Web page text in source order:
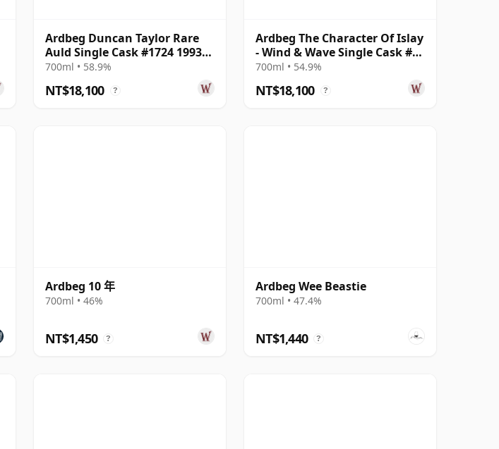
Ardbeg Duncan Taylor Rare
Auld Single Cask #1724 1993
15 年
700ml • 58.9%
NT$18,100 ?
Ardbeg The Character Of Islay
- Wind & Wave Single Cask #
2004 15 年
700ml • 54.9%
NT$18,100 ?
Ardbeg 10 年
700ml • 46%
NT$1,450 ?
Ardbeg Wee Beastie
700ml • 47.4%
NT$1,440 ?